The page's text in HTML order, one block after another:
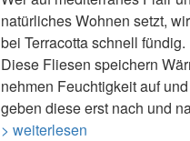
natürliches Wohnen setzt,
bei Terracotta schnell fündig.
Diese Fliesen speichern
nehmen Feuchtigkeit auf und
geben diese erst nach und
> weiterlesen